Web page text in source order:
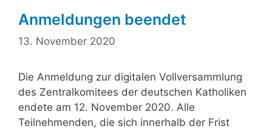
Anmeldungen beendet
13. November 2020
Die Anmeldung zur digitalen Vollversammlung
des Zentralkomitees der deutschen Katholiken
endete am 12. November 2020. Alle
Teilnehmenden, die sich innerhalb der Frist